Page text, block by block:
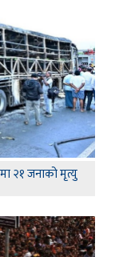
२१ जनाको मृत्यु